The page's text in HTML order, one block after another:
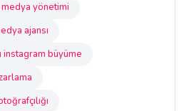
yönetimi
ajansı
instagram büyüme